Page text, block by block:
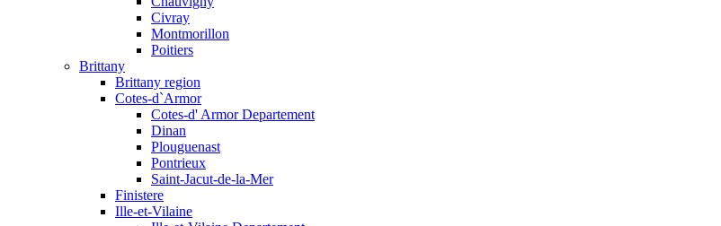
Civray
Montmorillon
Poitiers
Brittany
Brittany region
Cotes-d`Armor
Cotes-d' Armor Departement
Dinan
Plouguenast
Pontrieux
Saint-Jacut-de-la-Mer
Finistere
Ille-et-Vilaine